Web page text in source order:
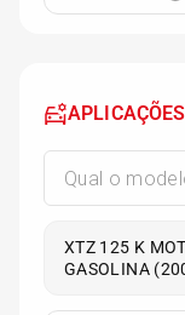
APLICAÇÕES
XTZ 125 K
GASOLINA